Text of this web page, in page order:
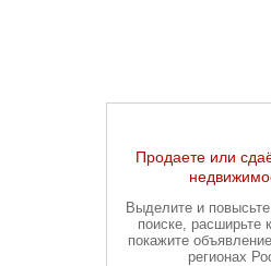
Продаете или
Выделите и
поиске, расширьте
покажите
регионах